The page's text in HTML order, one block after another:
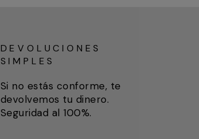
DEVOLUCIONES
SIMPLES
Si no estás conforme, te
devolvemos tu dinero.
Seguridad al 100%.